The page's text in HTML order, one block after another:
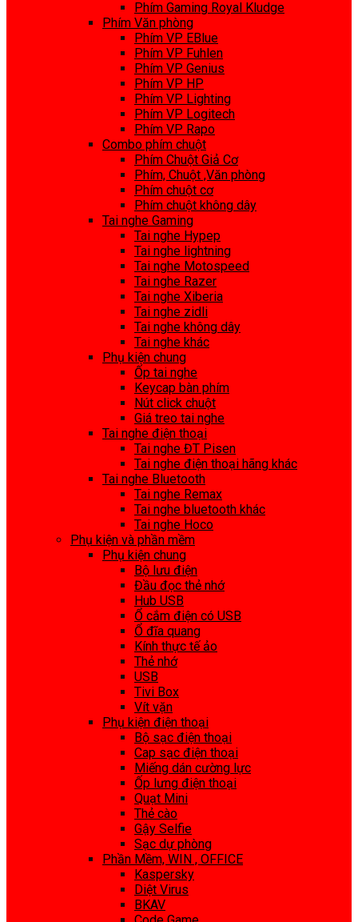
Phím Gaming Royal Kludge
Phím Văn phòng
Phím VP EBlue
Phím VP Fuhlen
Phím VP Genius
Phím VP HP
Phím VP Lighting
Phím VP Logitech
Phím VP Rapo
Combo phím chuột
Phím Chuột Giả Cơ
Phím, Chuột ,Văn phòng
Phím chuột cơ
Phím chuột không dây
Tai nghe Gaming
Tai nghe Hypep
Tai nghe lightning
Tai nghe Motospeed
Tai nghe Razer
Tai nghe Xiberia
Tai nghe zidli
Tai nghe không dây
Tai nghe khác
Phụ kiện chung
Ốp tai nghe
Keycap bàn phím
Nút click chuột
Giá treo tai nghe
Tai nghe điện thoại
Tai nghe ĐT Pisen
Tai nghe điện thoại hãng khác
Tai nghe Bluetooth
Tai nghe Remax
Tai nghe bluetooth khác
Tai nghe Hoco
Phụ kiện và phần mềm
Phụ kiện chung
Bộ lưu điện
Đầu đọc thẻ nhớ
Hub USB
Ổ cắm điện có USB
Ổ đĩa quang
Kính thực tế ảo
Thẻ nhớ
USB
Tivi Box
Vít vặn
Phụ kiện điện thoại
Bộ sạc điện thoại
Cap sạc điện thoại
Miếng dán cường lực
Ốp lưng điện thoại
Quạt Mini
Thẻ cào
Gậy Selfie
Sạc dự phòng
Phần Mềm, WIN , OFFICE
Kaspersky
Diệt Virus
BKAV